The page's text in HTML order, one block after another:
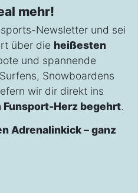
mehr!
Newsletter und sei
über die heißesten
und spannende
Snowboardens
wir dir direkt ins
Funsport-Herz begehrt.
Adrenalinkick – ganz